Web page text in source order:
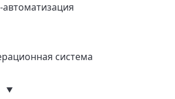
автоматизация
система